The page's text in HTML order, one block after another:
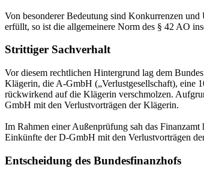
Von besonderer Bedeutung sind Konkurrenzen
erfüllt, so ist die allgemeinere Norm des § 42 AO
Strittiger Sachverhalt
Vor diesem rechtlichen Hintergrund lag dem
Klägerin, die A-GmbH („Verlustgesellschaft), eine
rückwirkend auf die Klägerin verschmolzen.
GmbH mit den Verlustvorträgen der Klägerin.
Im Rahmen einer Außenprüfung sah das
Einkünfte der D-GmbH mit den Verlustvorträgen
Entscheidung des Bundesfinanzhofs